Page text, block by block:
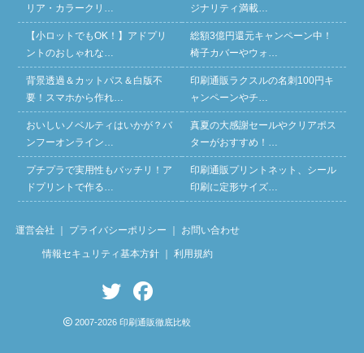
リア・カラークリ…
【小ロットでもOK！】アドプリ
ントのおしゃれな…
背景透過＆カットパス＆白版不
要！スマホから作れ…
おいしいノベルティはいかが？バ
ンフーオンライン…
プチプラで実用性もバッチリ！ア
ドプリントで作る…
ジナリティ満載…
総額3億円還元キャンペーン中！
椅子カバーやウォ…
印刷通販ラクスルの名刺100円キ
ャンペーンやチ…
真夏の大感謝セールやクリアポス
ターがおすすめ！…
印刷通販プリントネット、シール
印刷に定形サイズ…
運営会社 プライバシーポリシー お問い合わせ
情報セキュリティ基本方針｜ 利用規約
2007-2026 印刷通販徹底比較